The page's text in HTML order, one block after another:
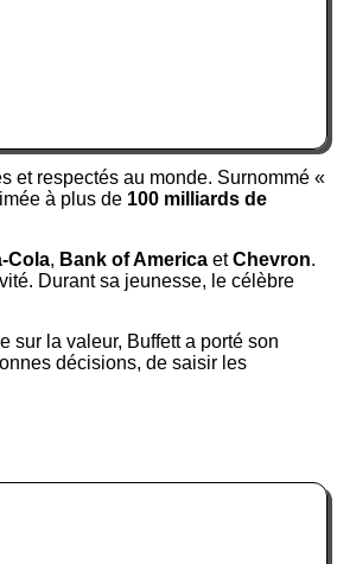
et respectés au monde. Surnommé «
à plus de 100 milliards de
Cola, Bank of America etChevron.
Durant sa jeunesse, le célèbre
sur la valeur, Buffett a porté son
décisions, de saisir les